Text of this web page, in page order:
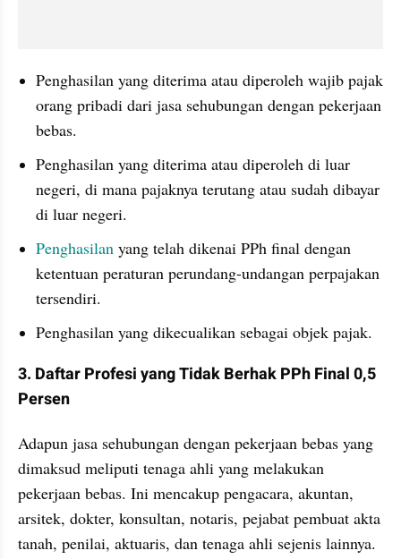
Penghasilan yang diterima atau diperoleh wajib pajak
orang pribadi dari jasa sehubungan dengan pekerjaan
bebas.
Penghasilan yang diterima atau diperoleh di luar
negeri, di mana pajaknya terutang atau sudah dibayar
di luar negeri.
Penghasilan yang telah dikenai PPh final dengan
ketentuan peraturan perundang-undangan perpajakan
tersendiri.
Penghasilan yang dikecualikan sebagai objek pajak.
3. Daftar Profesi yang Tidak Berhak PPh Final 0,5
Persen
Adapun jasa sehubungan dengan pekerjaan bebas yang
dimaksud meliputi tenaga ahli yang melakukan
pekerjaan bebas. Ini mencakup pengacara, akuntan,
arsitek, dokter, konsultan, notaris, pejabat pembuat akta
tanah, penilai, aktuaris, dan tenaga ahli sejenis lainnya.